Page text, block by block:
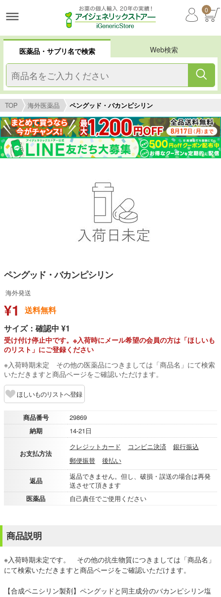
0
医薬品・サプリ名で検索 Web検索
TOP 海外医薬品 ペングッド・バカンピシリン
ペングッド・バカンピシリン
海外発送
¥1
送料無料
サイズ：確認中 ¥1
受け付け停止中です。※入荷時にメール希望の会員の方は「ほしいも
のリスト」にご登録ください
※入荷時期未定 その他の医薬品につきましては「商品名」にて検索
いただきますと商品ページをご確認いただけます。
ほしいものリストへ登録
商品番号
29869
納期
14-21日
お支払方法
クレジットカード コンビニ決済
銀行振込
郵便振替
後払い
返品
返品できません。但し、破損・誤送の場合は再発
送させて頂きます
医薬品
自己責任でご使用ください
商品説明
※入荷時期未定です。 その他の抗生物質につきましては「商品名」
にて検索いただきますと商品ページをご確認いただけます。
【合成ペニシリン製剤】ペングッドと同主成分のバカンピシリン塩